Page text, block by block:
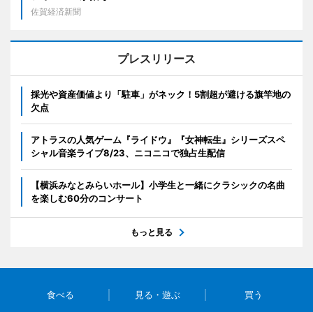
佐賀経済新聞
プレスリリース
採光や資産価値より「駐車」がネック！5割超が避ける旗竿地の
欠点
アトラスの人気ゲーム『ライドウ』『女神転生』シリーズスペ
シャル音楽ライブ8/23、ニコニコで独占生配信
【横浜みなとみらいホール】小学生と一緒にクラシックの名曲
を楽しむ60分のコンサート
もっと見る
食べる 見る・遊ぶ 買う